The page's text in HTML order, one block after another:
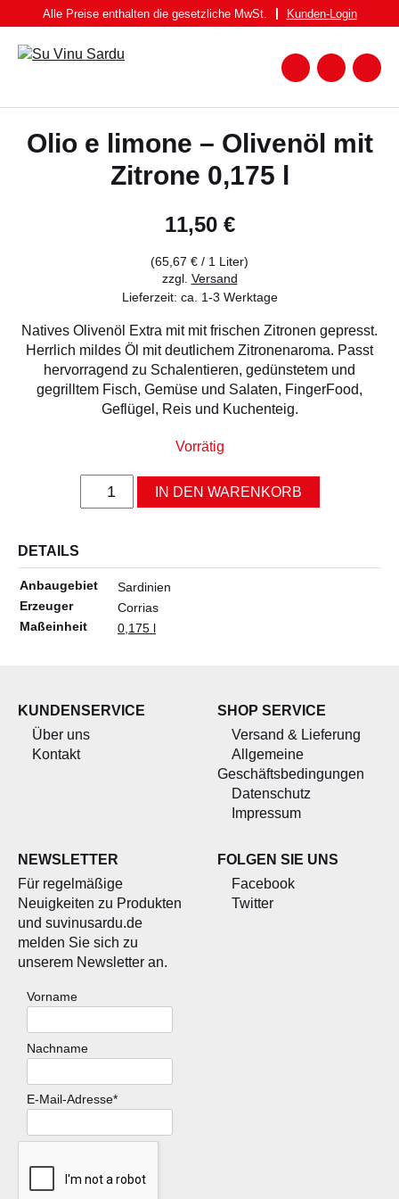
Inhalt
springen
WEISSWEIN
FEINKOST
PASTA BRUNDU
Zum
Alle Preise enthalten die gesetzliche MwSt. Kunden-Login
Olio e limone – Olivenöl mit
Zitrone 0,175 l
11,50 €
(65,67 € / 1 Liter)
zzgl. Versand
Lieferzeit: ca. 1-3 Werktage
Natives Olivenöl Extra mit mit frischen Zitronen gepresst.
Herrlich mildes Öl mit deutlichem Zitronenaroma. Passt
hervorragend zu Schalentieren, gedünstetem und
gegrilltem Fisch, Gemüse und Salaten, FingerFood,
Geflügel, Reis und Kuchenteig.
Vorrätig
mit
Zitrone
0,175
IN DEN WARENKORB
DETAILS
Anbaugebiet
Sardinien
Erzeuger
Corrias
Maßeinheit
0,175 l
KUNDENSERVICE
Über uns
Kontakt
SHOP SERVICE
Versand & Lieferung
Allgemeine
Geschäftsbedingungen
Datenschutz
Impressum
NEWSLETTER
Für regelmäßige
Neuigkeiten zu Produkten
und suvinusardu.de
melden Sie sich zu
unserem Newsletter an.
Vorname
Nachname
E-Mail-Adresse*
FOLGEN SIE UNS
Facebook
Twitter